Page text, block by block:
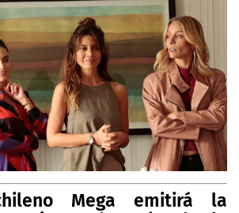
Mega emitirá la